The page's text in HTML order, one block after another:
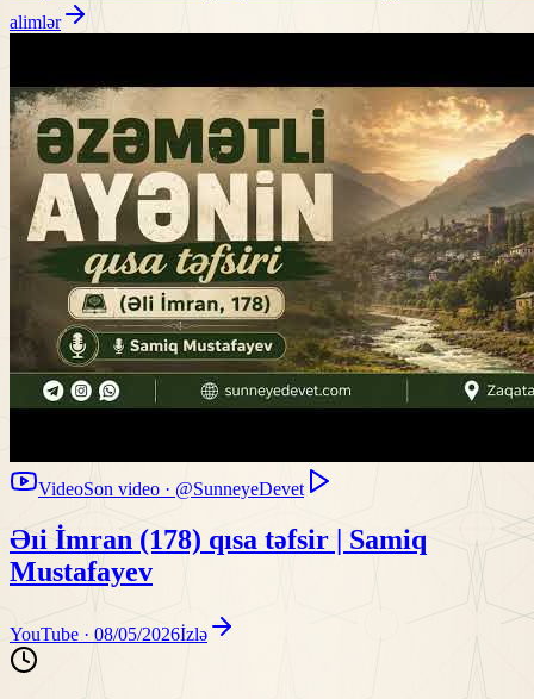
alimlər
VideoSon video · @SunneyeDevet
Əıi İmran (178) qısa təfsir | Samiq
Mustafayev
YouTube · 08/05/2026İzlə